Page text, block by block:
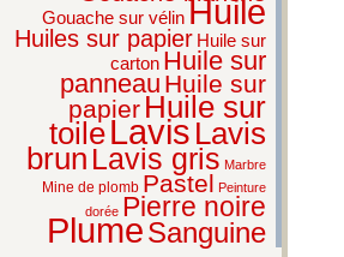
Gouache sur vélinHuile
Huiles sur papier Huile sur
carton Huile sur
panneau Huile sur
papier Huile sur
toileLavis Lavis
brun Lavis gris Marbre
Mine de plomb Pastel Peinture
dorée Pierre noire
PlumeSanguine